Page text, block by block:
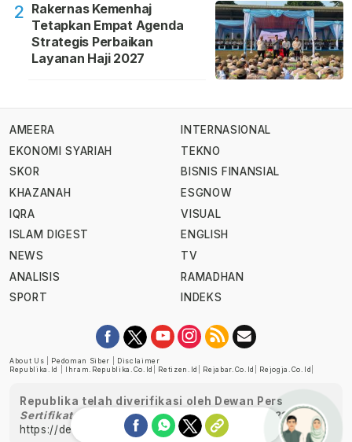
2 Rakernas Kemenhaj
Tetapkan Empat Agenda
Strategis Perbaikan
Layanan Haji 2027
AMEERA
EKONOMI SYARIAH
SKOR
KHAZANAH
IQRA
ISLAM DIGEST
NEWS
ANALISIS
SPORT
INTERNASIONAL
TEKNO
BISNIS FINANSIAL
ESGNOW
VISUAL
ENGLISH
TV
RAMADHAN
INDEKS
About Us Pedoman Siber
Disclaimer
Republika.id
Ihram.republika.co.id Retizen.id Rejabar.co.id Rejogja.co.id
Republika telah diverifikasi oleh Dewan Pers
Sertifikat Nomor 1058/DP-Verifikasi/K/XII/2022
https://dewanpers.or.id/data/perusahaanpers